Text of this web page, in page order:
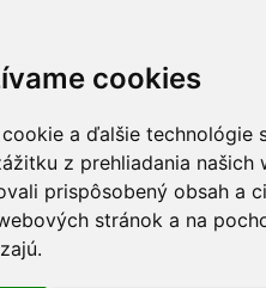
cookies
a ďalšie technológie
z prehliadania
prispôsobený obsah a
stránok a na
vymeniť do